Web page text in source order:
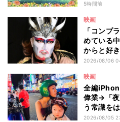
リしたい?
5時間前
映画
「コンプ
めている
からと好
ン閣下が
2026/08/06
映画
全編
偉業→「夜
う常識を
ル"とは――
2026/08/05